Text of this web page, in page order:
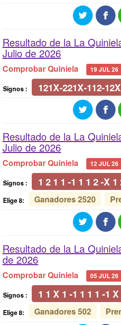
Resultado de la La
Julio de 2026
Comprobar Quiniela 19 JUL 26
Signos : 121X-221X-112-
Resultado de la La
Julio de 2026
Comprobar Quiniela 12 JUL 26
Signos : 1 2 1 1 -1 1 1 2 -X
Elige 8: Ganadores 2520
Resultado de la La
de 2026
Comprobar Quiniela 05 JUL 26
Signos : 1 1 X 1 -1 1 1 1 -1
Elige 8: Ganadores 502